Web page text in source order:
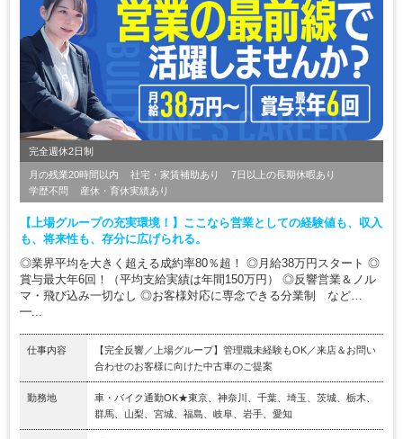
完全週休2日制
月の残業20時間以内 社宅・家賃補助あり
7日以上の長期休暇あり
学歴不問
産休・育休実績あり
【上場グループの充実環境！】ここなら営業としての経験値も、収入
も、将来性も、存分に広げられる。
◎業界平均を大きく超える成約率80％超！ ◎月給38万円スタート ◎
賞与最大年6回！（平均支給実績は年間150万円） ◎反響営業＆ノル
マ・飛び込み一切なし ◎お客様対応に専念できる分業制 など…
━...
仕事内容
【完全反響／上場グループ】管理職未経験もOK／来店＆お問い
合わせのお客様に向けた中古車のご提案
勤務地
車・バイク通勤OK★東京、神奈川、千葉、埼玉、茨城、栃木、
群馬、山梨、宮城、福島、岐阜、岩手、愛知